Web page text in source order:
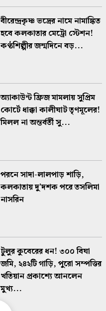
বীরেন্দ্রকৃষ্ণ ভদ্রের নামে নামাঙ্কিত
হবে কলকাতার মেট্রো স্টেশন!
কণ্ঠশিল্পীর জন্মদিনে বড়...
অ্যাকাউন্ট ফ্রিজ মামলায় সুপ্রিম
কোর্টে ধাক্কা কালীঘাট তৃণমূলের!
মিলল না অন্তর্বর্তী সু...
পরনে সাদা-লালপাড় শাড়ি,
কলকাতায় দু'দশক পরে তসলিমা
নাসরিন
টুলুর কুবেরের ধন! ৩০০ বিঘা
জমি, ২৪২টি গাড়ি, পুরো সম্পত্তির
খতিয়ান প্রকাশ্যে আনলেন
মুখ্য...